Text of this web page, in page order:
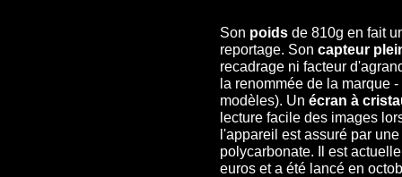
Son poids de 810g en fait
reportage. Son capteur
recadrage ni facteur
la renommée de la marque
modèles). Un écran à
lecture facile des images
l'appareil est assuré par
polycarbonate. Il est
euros et a été lancé en